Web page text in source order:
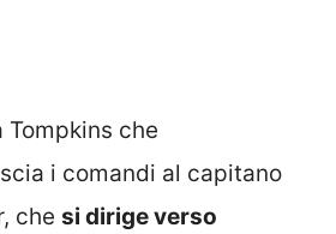
Tompkins che
i comandi al capitano
che si dirige verso